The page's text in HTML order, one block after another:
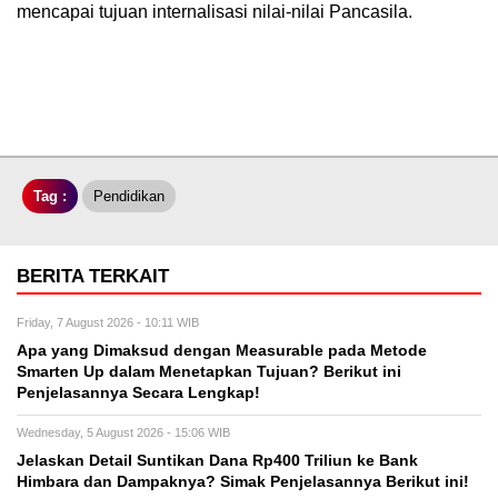
mencapai tujuan internalisasi nilai-nilai Pancasila.
Tag : Pendidikan
BERITA TERKAIT
Friday, 7 August 2026 - 10:11 WIB
Apa yang Dimaksud dengan Measurable pada Metode
Smarten Up dalam Menetapkan Tujuan? Berikut ini
Penjelasannya Secara Lengkap!
Wednesday, 5 August 2026 - 15:06 WIB
Jelaskan Detail Suntikan Dana Rp400 Triliun ke Bank
Himbara dan Dampaknya? Simak Penjelasannya Berikut ini!